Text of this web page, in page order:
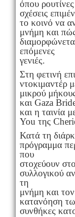
όπου
σχέσεις
το κοινό να
μνήμη και
επόμενες
γενιές.
Στη φετινή
ντοκιμαντέρ
μικρού
και Gaza
και η ταινία
You της
Κατά τη
πρόγραμμα
που
στοχεύουν
συλλογικού
τη
μνήμη και
κατανόηση
συνθήκες